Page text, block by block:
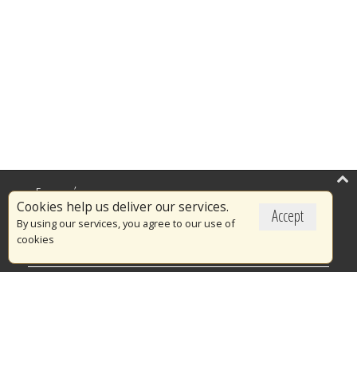
Accept
Cookies help us deliver our services.
By using our services, you agree to our use of
cookies
Επικαιρότητα
Το Πυροσβεστικό Σώμα